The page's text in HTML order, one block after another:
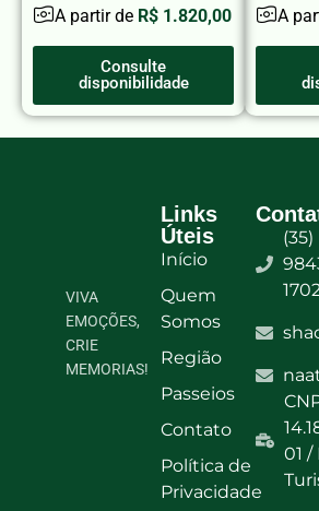
A partir de R$ 1.820,00
Consulte
disponibilidade
A
VIVA
EMOÇÕES,
CRIE
MEMORIAS!
Links
Úteis
Início
Quem
Somos
Região
Passeios
Contato
Política de
Privacidade
(35)
1702
01 /